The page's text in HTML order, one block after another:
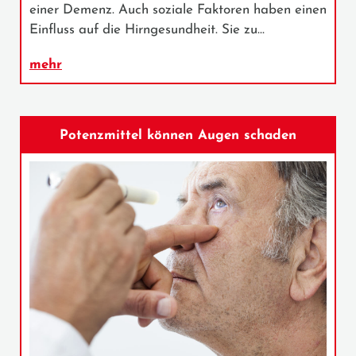
einer Demenz. Auch soziale Faktoren haben einen
Einfluss auf die Hirngesundheit. Sie zu…
mehr
Potenzmittel können Augen schaden